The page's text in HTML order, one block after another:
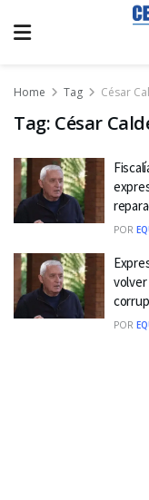
Home Tag César
Tag: César
POR
volver
POR